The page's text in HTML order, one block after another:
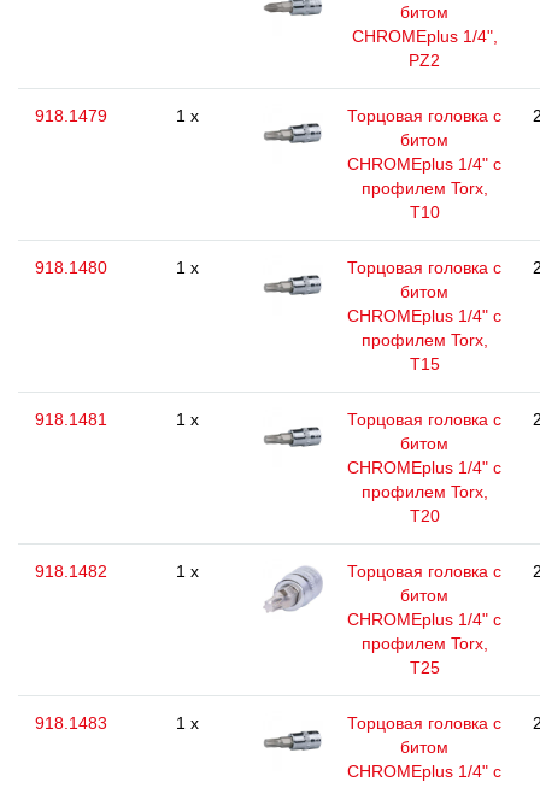
битом
CHROMEplus 1/4",
РZ2
918.1479 1 x
Торцовая головка с
битом
CHROMEplus 1/4" с
профилем Torx,
T10
918.1480 1 x
Торцовая головка с
битом
CHROMEplus 1/4" с
профилем Torx,
T15
918.1481 1 x
Торцовая головка с
битом
CHROMEplus 1/4" с
профилем Torx,
T20
918.1482 1 x
Торцовая головка с
битом
CHROMEplus 1/4" с
профилем Torx,
T25
918.1483 1 x
Торцовая головка с
битом
CHROMEplus 1/4" с